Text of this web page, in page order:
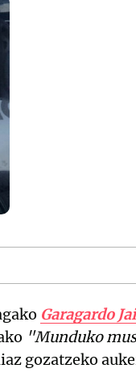
Garagardo
"Munduko
gozatzeko